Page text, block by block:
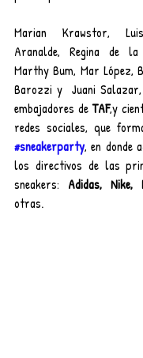
Marian Krawstor,
Aranalde, Regina de
Marthy Bum, Mar López,
Barozzi y  Juani
embajadores de TAF,y
#sneakerparty, en donde
los directivos de las
sneakers: Adidas, Nike,
otras.